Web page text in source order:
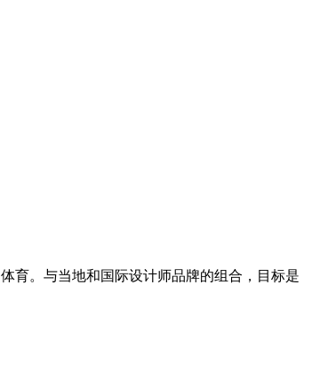
育。与当地和国际设计师品牌的组合，目标是